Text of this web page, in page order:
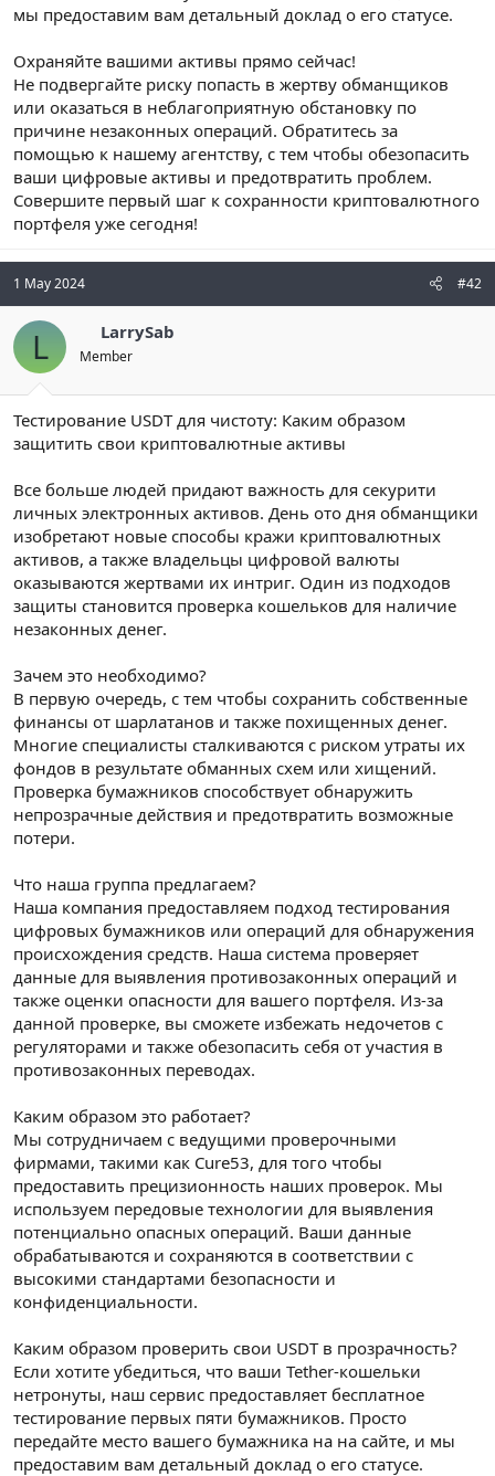
мы предоставим вам детальный доклад о его статусе.
Охраняйте вашими активы прямо сейчас!
Не подвергайте риску попасть в жертву обманщиков
или оказаться в неблагоприятную обстановку по
причине незаконных операций. Обратитесь за
помощью к нашему агентству, с тем чтобы обезопасить
ваши цифровые активы и предотвратить проблем.
Совершите первый шаг к сохранности криптовалютного
портфеля уже сегодня!
1 May 2024 #42
L LarrySab
Member
Тестирование USDT для чистоту: Каким образом
защитить свои криптовалютные активы
Все больше людей придают важность для секурити
личных электронных активов. День ото дня обманщики
изобретают новые способы кражи криптовалютных
активов, а также владельцы цифровой валюты
оказываются жертвами их интриг. Один из подходов
защиты становится проверка кошельков для наличие
незаконных денег.
Зачем это необходимо?
В первую очередь, с тем чтобы сохранить собственные
финансы от шарлатанов и также похищенных денег.
Многие специалисты сталкиваются с риском утраты их
фондов в результате обманных схем или хищений.
Проверка бумажников способствует обнаружить
непрозрачные действия и предотвратить возможные
потери.
Что наша группа предлагаем?
Наша компания предоставляем подход тестирования
цифровых бумажников или операций для обнаружения
происхождения средств. Наша система проверяет
данные для выявления противозаконных операций и
также оценки опасности для вашего портфеля. Из-за
данной проверке, вы сможете избежать недочетов с
регуляторами и также обезопасить себя от участия в
противозаконных переводах.
Каким образом это работает?
Мы сотрудничаем с ведущими проверочными
фирмами, такими как Cure53, для того чтобы
предоставить прецизионность наших проверок. Мы
используем передовые технологии для выявления
потенциально опасных операций. Ваши данные
обрабатываются и сохраняются в соответствии с
высокими стандартами безопасности и
конфиденциальности.
Каким образом проверить свои USDT в прозрачность?
Если хотите убедиться, что ваши Tether-кошельки
нетронуты, наш сервис предоставляет бесплатное
тестирование первых пяти бумажников. Просто
передайте место вашего бумажника на на сайте, и мы
предоставим вам детальный доклад о его статусе.